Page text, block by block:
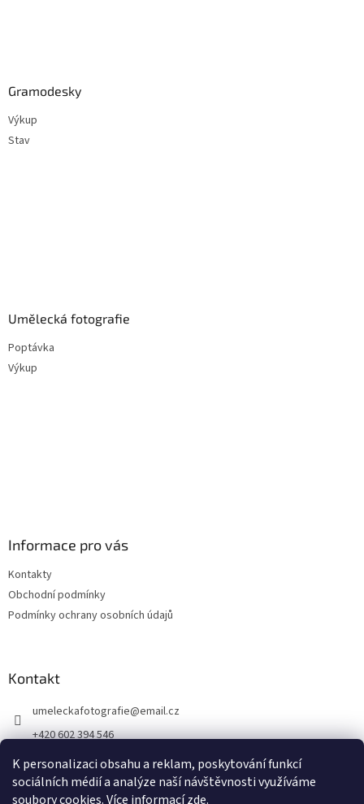
K personalizaci obsahu a reklam, poskytování funkcí
sociálních médií a analýze naší návštěvnosti využíváme
soubory cookies. Více informacízde.
Gramodesky
Výkup
Stav
Umělecká fotografie
Poptávka
Výkup
Informace pro vás
Kontakty
Obchodní podmínky
Podmínky ochrany osobních údajů
Kontakt
umeleckafotografie@email.cz
+420 602 394 546
Facebook